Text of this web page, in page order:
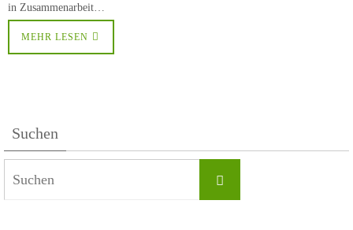
in Zusammenarbeit…
MEHR LESEN
Suchen